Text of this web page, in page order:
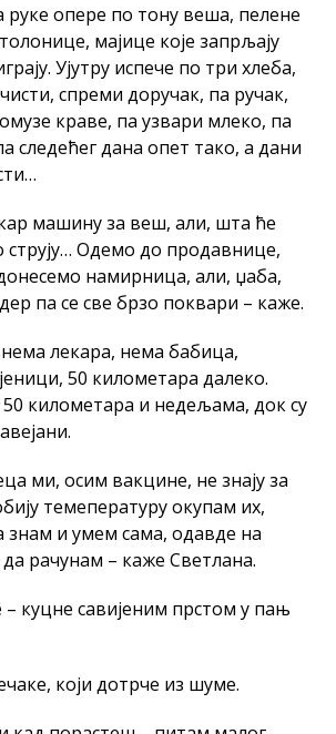
руке опере по тону веша, пелене
мајице које запрљају
Ујутру испече по три хлеба,
спреми доручак, па ручак,
краве, па узвари млеко, па
следећег дана опет тако, а дани
машину за веш, али, шта ће
Одемо до продавнице,
намирница, али, џаба,
па се све брзо поквари – каже.
лекара, нема бабица,
50 километара далеко.
километара и недељама, док су
ми, осим вакцине, не знају за
темепературу окупам их,
и умем сама, одавде на
рачунам – каже Светлана.
– куцне савијеним прстом у пањ
који дотрче из шуме.